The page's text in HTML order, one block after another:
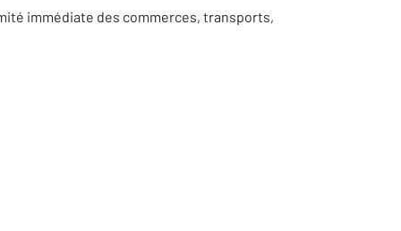
immédiate des commerces, transports,